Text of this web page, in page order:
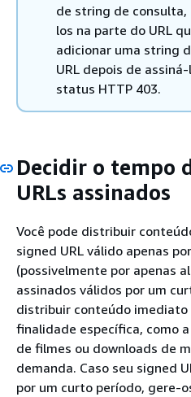
de string de
los na parte do URL
adicionar uma string
URL depois de
status HTTP 403.
Decidir o tempo
URLs assinados
Você pode distribuir
signed URL válido apenas
(possivelmente por apenas
assinados válidos por um
distribuir conteúdo imediato
finalidade específica, como
de filmes ou downloads de
demanda. Caso seu signed
por um curto período, gere-